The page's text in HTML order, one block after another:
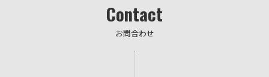
Contact
お問合わせ